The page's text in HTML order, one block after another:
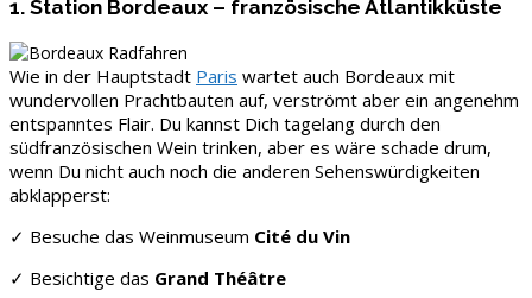
1. Station Bordeaux – französische Atlantikküste
Wie in der Hauptstadt Paris wartet auch Bordeaux mit
wundervollen Prachtbauten auf, verströmt aber ein angenehm
entspanntes Flair. Du kannst Dich tagelang durch den
südfranzösischen Wein trinken, aber es wäre schade drum,
wenn Du nicht auch noch die anderen Sehenswürdigkeiten
abklapperst:
✓ Besuche das Weinmuseum Cité du Vin
✓ Besichtige das Grand Théâtre